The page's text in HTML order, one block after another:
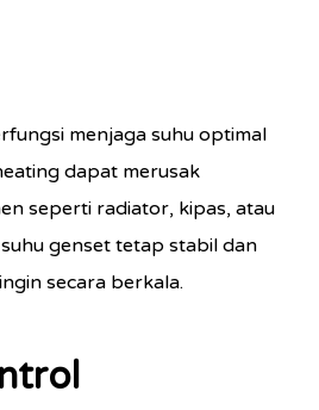
menjaga suhu optimal
dapat merusak
seperti radiator, kipas, atau
genset tetap stabil dan
secara berkala.